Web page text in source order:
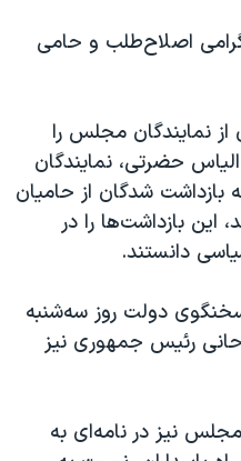
اصلاح‌طلب و حامی
از نمایندگان مجلس را
حضرتی، نمایندگان
بازداشت شدگان از حامیان
بازداشت‌ها را در
دانستند.
دولت روز سه‌شنبه
رئیس جمهوری نیز
نیز در نامه‌ای به